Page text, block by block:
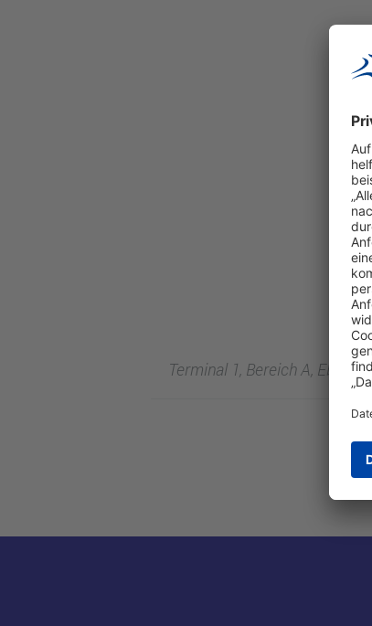
Terminal 1, Bereich A, Ebene 2